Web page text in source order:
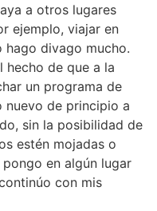
a otros lugares
ejemplo, viajar en
divago mucho.
hecho de que a la
un programa de
nuevo de principio a
sin la posibilidad de
estén mojadas o
en algún lugar
con mis